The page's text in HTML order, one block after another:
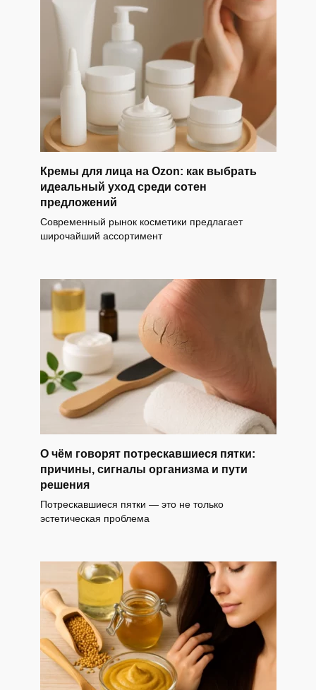
Кремы для лица на Ozon: как выбрать
идеальный уход среди сотен
предложений
Современный рынок косметики предлагает
широчайший ассортимент
О чём говорят потрескавшиеся пятки:
причины, сигналы организма и пути
решения
Потрескавшиеся пятки — это не только
эстетическая проблема